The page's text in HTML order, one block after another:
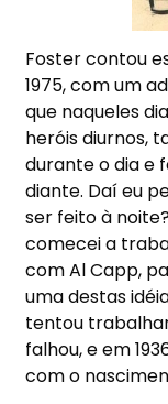
Foster contou
1975, com um
que naqueles
heróis diurnos,
durante o dia e
diante. Daí eu
ser feito à
comecei a
com Al Capp,
uma destas
tentou
falhou, e em
com o